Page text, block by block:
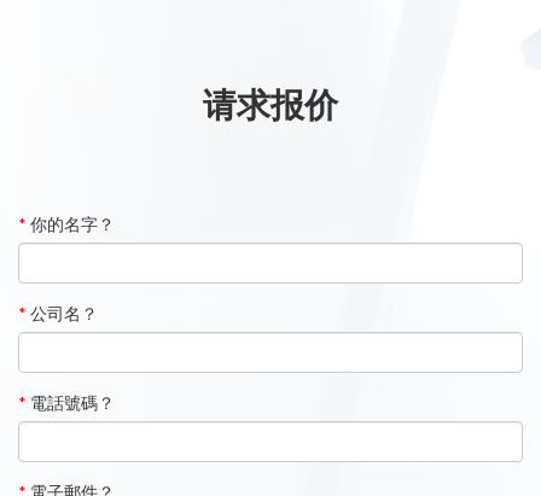
请求报价
* 你的名字？
* 公司名？
* 電話號碼？
* 電子郵件？